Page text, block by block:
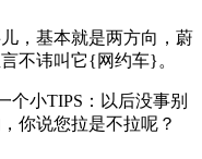
，基本就是两方向，蔚
不讳叫它{网约车}。
个小TIPS：以后没事别
你说您拉是不拉呢？